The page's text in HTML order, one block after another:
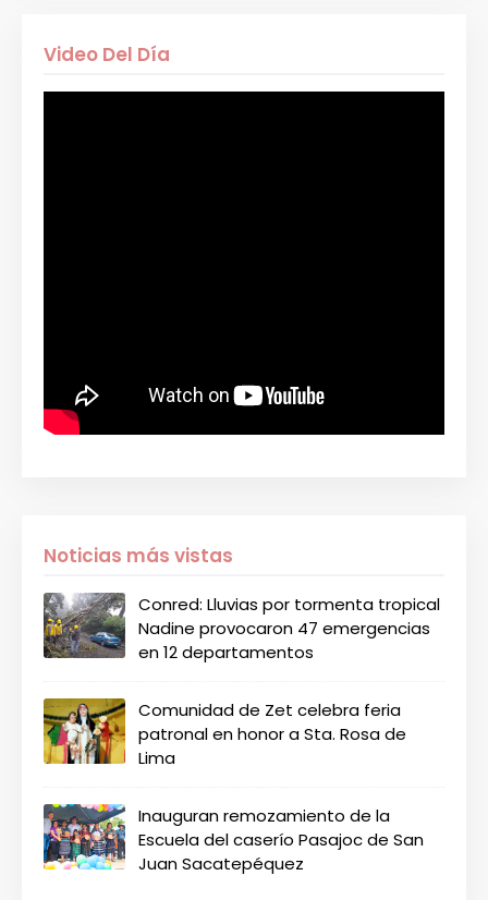
Video Del Día
Noticias más vistas
Conred: Lluvias por tormenta tropical
Nadine provocaron 47 emergencias
en 12 departamentos
Comunidad de Zet celebra feria
patronal en honor a Sta. Rosa de
Lima
Inauguran remozamiento de la
Escuela del caserío Pasajoc de San
Juan Sacatepéquez